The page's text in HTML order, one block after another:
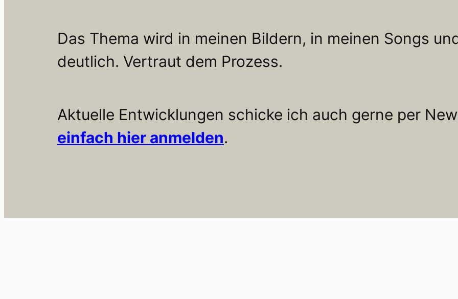
Das Thema wird in meinen Bildern, in meinen Songs
deutlich. Vertraut dem Prozess.
Aktuelle Entwicklungen schicke ich auch gerne per
einfach hier anmelden.